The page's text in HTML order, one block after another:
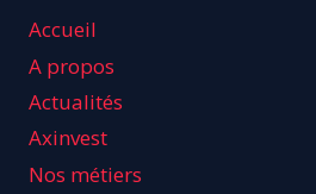
Accueil
A propos
Actualités
Axinvest
Nos métiers